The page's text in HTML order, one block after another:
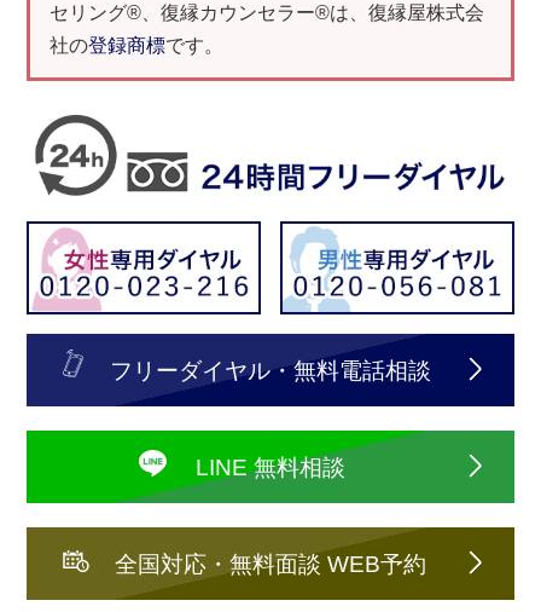
セリング®、復縁カウンセラー®は、復縁屋株式会
社の登録商標です。
フリーダイヤル・無料電話相談
LINE 無料相談
全国対応・無料面談 WEB予約